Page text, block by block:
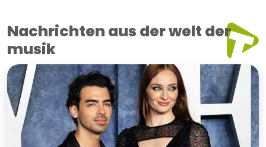
Nachrichten aus der welt der
musik